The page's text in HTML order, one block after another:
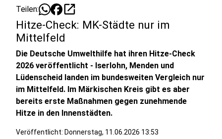
Teilen: open_in_new
Hitze-Check: MK-Städte nur im
Mittelfeld
Die Deutsche Umwelthilfe hat ihren Hitze-Check
2026 veröffentlicht - Iserlohn, Menden und
Lüdenscheid landen im bundesweiten Vergleich nur
im Mittelfeld. Im Märkischen Kreis gibt es aber
bereits erste Maßnahmen gegen zunehmende
Hitze in den Innenstädten.
Veröffentlicht: Donnerstag, 11.06.2026 13:53